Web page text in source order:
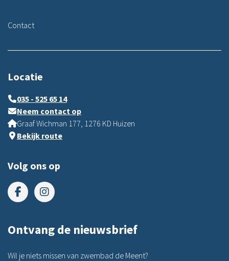
Contact
Locatie
035 - 525 65 14
Neem contact op
Graaf Wichman 177, 1276 KD Huizen
Bekijk route
Volg ons op
Ontvang de nieuwsbrief
Wil je niets missen van zwembad de Meent?